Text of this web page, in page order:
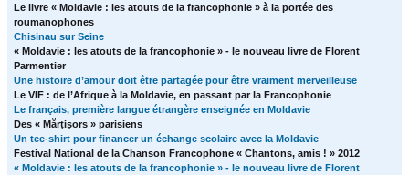
Le livre « Moldavie : les atouts de la francophonie » à la portée des
roumanophones
Chisinau sur Seine
« Moldavie : les atouts de la francophonie » - le nouveau livre de Florent
Parmentier
Une histoire d’amour doit être partagée pour être vraiment merveilleuse
Le VIF : de l’Afrique à la Moldavie, en passant par la Francophonie
Le français, première langue étrangère enseignée en Moldavie
Des « Mărţişors » parisiens
Un tee-shirt pour financer un échange scolaire avec la Moldavie
Festival National de la Chanson Francophone « Chantons, amis ! » 2012
« Moldavie : les atouts de la francophonie » - le nouveau livre de Florent